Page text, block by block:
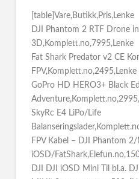
[table]Vare,Butikk,Pris,Lenke
DJI Phantom 2 RTF Drone
3D,Komplett.no,7995,Lenke
Fat Shark Predator v2 CE
FPV,Komplett.no,2495,Lenke
GoPro HD HERO3+ Black
SkyRc E4 LiPo/Life
FPV Kabel – DJI Phantom
iOSD/
DJI DJI iOSD Mini Til bl.a.